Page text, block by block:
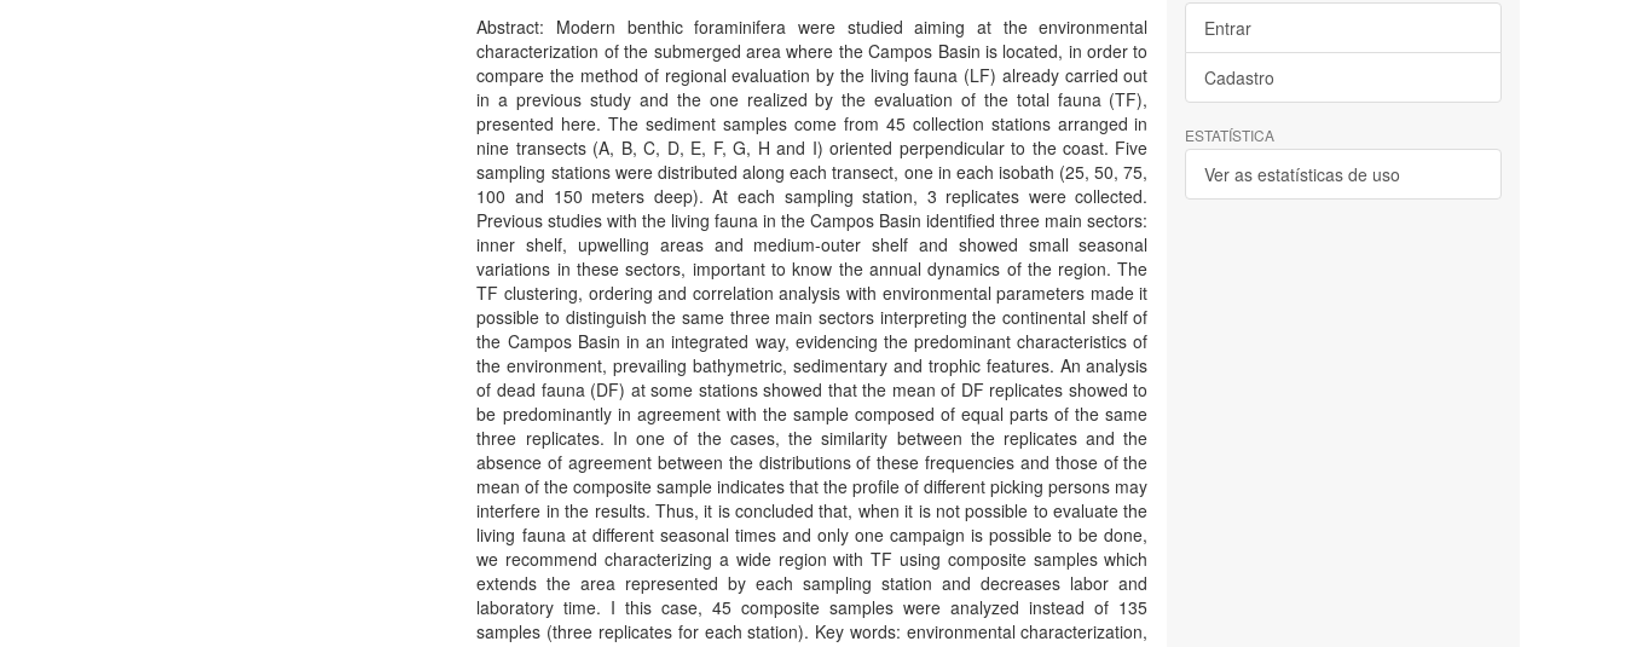
Abstract: Modern benthic foraminifera were studied aiming at the environmental
characterization of the submerged area where the Campos Basin is located, in order to
compare the method of regional evaluation by the living fauna (LF) already carried out
in a previous study and the one realized by the evaluation of the total fauna (TF),
presented here. The sediment samples come from 45 collection stations arranged in
nine transects (A, B, C, D, E, F, G, H and I) oriented perpendicular to the coast. Five
sampling stations were distributed along each transect, one in each isobath (25, 50, 75,
100 and 150 meters deep). At each sampling station, 3 replicates were collected.
Previous studies with the living fauna in the Campos Basin identified three main sectors:
inner shelf, upwelling areas and medium-outer shelf and showed small seasonal
variations in these sectors, important to know the annual dynamics of the region. The
TF clustering, ordering and correlation analysis with environmental parameters made it
possible to distinguish the same three main sectors interpreting the continental shelf of
the Campos Basin in an integrated way, evidencing the predominant characteristics of
the environment, prevailing bathymetric, sedimentary and trophic features. An analysis
of dead fauna (DF) at some stations showed that the mean of DF replicates showed to
be predominantly in agreement with the sample composed of equal parts of the same
three replicates. In one of the cases, the similarity between the replicates and the
absence of agreement between the distributions of these frequencies and those of the
mean of the composite sample indicates that the profile of different picking persons may
interfere in the results. Thus, it is concluded that, when it is not possible to evaluate the
living fauna at different seasonal times and only one campaign is possible to be done,
we recommend characterizing a wide region with TF using composite samples which
extends the area represented by each sampling station and decreases labor and
laboratory time. I this case, 45 composite samples were analyzed instead of 135
samples (three replicates for each station). Key words: environmental characterization,
Entrar
Cadastro
ESTATÍSTICA
Ver as estatísticas de uso